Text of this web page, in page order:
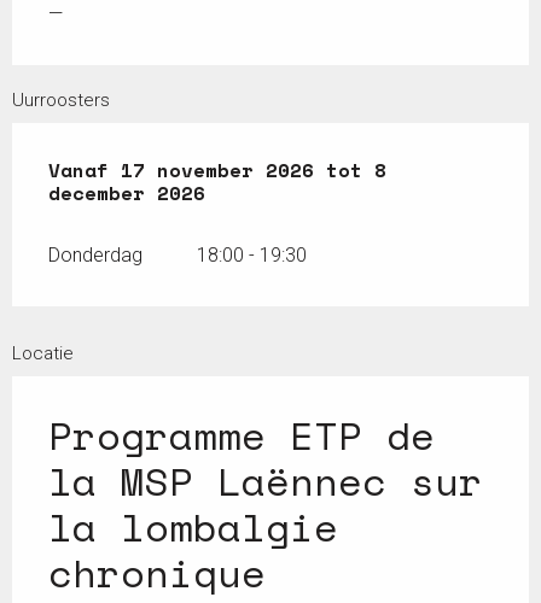
—
Uurroosters
Vanaf 17 november 2026 tot 8 december
Vanaf 17 november 2026 tot 8
december 2026
Donderdag 18:00 - 19:30
Locatie
Programme ETP de
la MSP Laënnec sur
la lombalgie
chronique